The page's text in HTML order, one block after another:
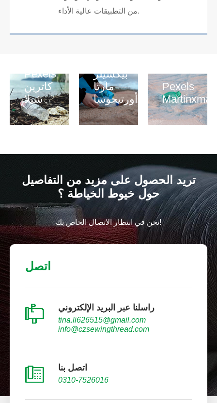
من التطبيقات عالية الأداء.
Pexels
كاترين
شيلا
بيكسيلز
مارتا
أورتيجوسا
Pexels
تريد الحصول على مزيد من التفاصيل
حول خيوط الخياطة ؟
نحن في انتظار الاتصال الخاص بك!
اتصل
راسلنا عبر البريد الإلكتروني
tina.li626515@gmail.com
info@czsewingthread.com
اتصل بنا
0310-7526016